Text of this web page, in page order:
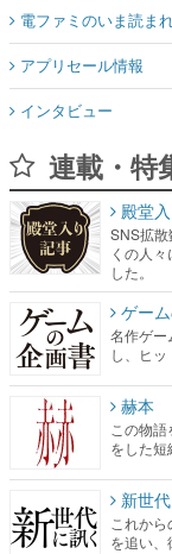
電ファミのいま読ま
アプリセール情報
インタビュー
連載・特
殿堂
SNS拡
くの人
した。
ゲー
名作ゲー
し、ヒ
赫本
この物
をした短
新世
これか
を追い、